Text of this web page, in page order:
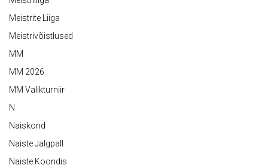
Meistrite Liiga
Meistrivõistlused
MM
MM 2026
MM Valikturniir
N
Naiskond
Naiste Jalgpall
Naiste Koondis